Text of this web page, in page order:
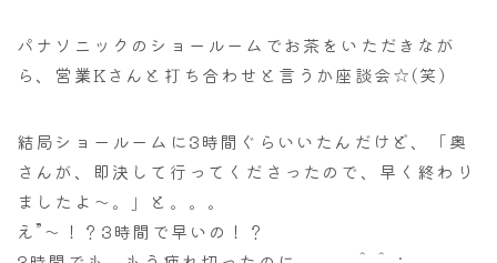
パナソニックのショールームでお茶をいただきなが
ら、営業Kさんと打ち合わせと言うか座談会☆(笑)
結局ショールームに3時間ぐらいいたんだけど、「奥
さんが、即決して行ってくださったので、早く終わり
ましたよ～。」と。。。
え”～！？3時間で早いの！？